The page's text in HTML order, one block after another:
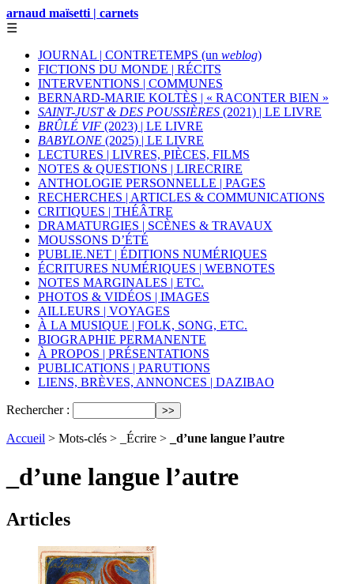
arnaud maïsetti | carnets
☰
JOURNAL | CONTRETEMPS (un weblog)
FICTIONS DU MONDE | RÉCITS
INTERVENTIONS | COMMUNES
BERNARD-MARIE KOLTÈS | « RACONTER BIEN »
SAINT-JUST & DES POUSSIÈRES (2021) | LE LIVRE
BRÛLÉ VIF (2023) | LE LIVRE
BABYLONE (2025) | LE LIVRE
LECTURES | LIVRES, PIÈCES, FILMS
NOTES & QUESTIONS | LIRECRIRE
ANTHOLOGIE PERSONNELLE | PAGES
RECHERCHES | ARTICLES & COMMUNICATIONS
CRITIQUES | THÉÂTRE
DRAMATURGIES | SCÈNES & TRAVAUX
MOUSSONS D’ÉTÉ
PUBLIE.NET | ÉDITIONS NUMÉRIQUES
ÉCRITURES NUMÉRIQUES | WEBNOTES
NOTES MARGINALES | ETC.
PHOTOS & VIDÉOS | IMAGES
AILLEURS | VOYAGES
À LA MUSIQUE | FOLK, SONG, ETC.
BIOGRAPHIE PERMANENTE
À PROPOS | PRÉSENTATIONS
PUBLICATIONS | PARUTIONS
LIENS, BRÈVES, ANNONCES | DAZIBAO
Rechercher :
Accueil > Mots-clés > _Écrire > _d’une langue l’autre
_d’une langue l’autre
Articles